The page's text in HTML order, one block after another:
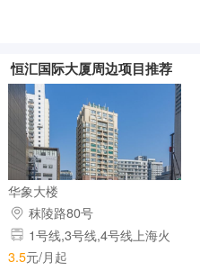
恒汇国际大厦周边项目推荐
华象大楼
秣陵路80号
1号线,3号线,4号线上海火
车站
3.5元/月起